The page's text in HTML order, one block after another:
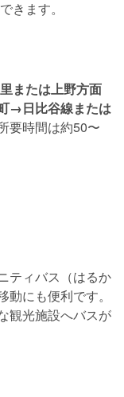
きます。
または上野方面
→日比谷線または
要時間は約50〜
ティバス（はるか
にも便利です。
観光施設へバスが